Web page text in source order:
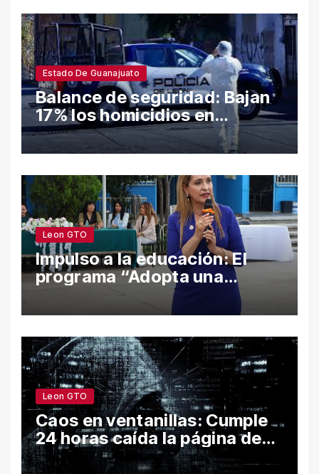
Estado De Guanajuato
Balance de seguridad: Bajan
17% los homicidios en
Guanajuato en el semestre;
León y Salamanca lideran
Leon GTO
Impulso a la educación: El
programa “Adopta una
Escuela” fortalece el
bienestar y la permanencia
Leon GTO
Caos en ventanillas: Cumple
24 horas caída la página de
León por hackeo y congela